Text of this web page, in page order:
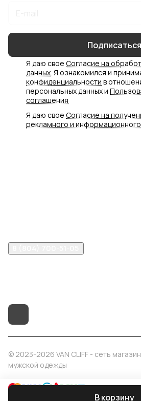
В корзину
Подписаться
Я даю свое Согласие на
данных. Я ознакомился и
конфиденциальности в
персональных данных и
соглашения
Я даю свое Согласие на
рекламного и
© 2023-2026 VAN CLIFF - сеть
мужской одежды